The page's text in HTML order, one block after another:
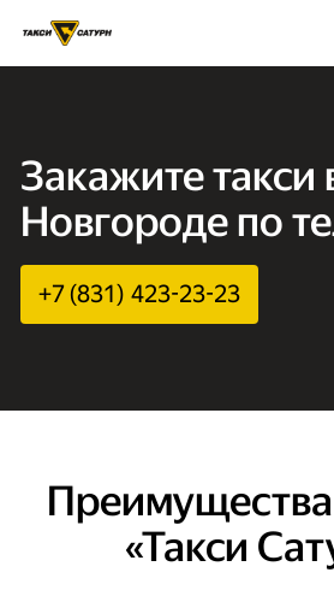
Закажите
Новгороде по
+7 (831) 423-23-23
Преимущества
«Такси